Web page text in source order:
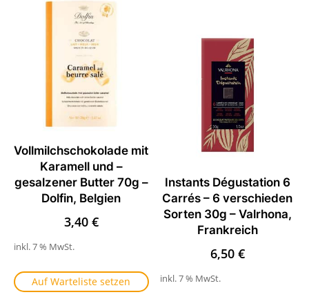
Vollmilchschokolade mit
Karamell und –
gesalzener Butter 70g –
Dolfin, Belgien
3,40 €
inkl. 7 % MwSt.
Auf Warteliste setzen
Instants Dégustation 6
Carrés – 6 verschieden
Sorten 30g – Valrhona,
Frankreich
6,50 €
inkl. 7 % MwSt.